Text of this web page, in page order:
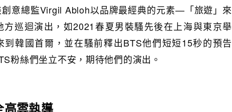
創意總監Virgil Abloh以品牌最經典的元素—「旅遊」來
方巡迴演出，如2021春夏男裝騷先後在上海與東京舉
到韓國首爾，並在騷前釋出BTS他們短短15秒的預告
粉絲們坐立不安，期待他們的演出。
高雲執導